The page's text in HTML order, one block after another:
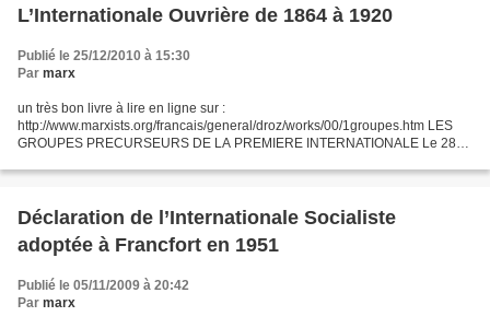
L’Internationale Ouvrière de 1864 à 1920
Publié le 25/12/2010 à 15:30
Par marx
un très bon livre à lire en ligne sur :
http://www.marxists.org/francais/general/droz/works/00/1groupes.htm LES
GROUPES PRECURSEURS DE LA PREMIERE INTERNATIONALE Le 28
publique à...
Déclaration de l’Internationale Socialiste
adoptée à Francfort en 1951
Publié le 05/11/2009 à 20:42
Par marx